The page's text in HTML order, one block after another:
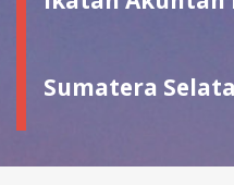
Sumatera